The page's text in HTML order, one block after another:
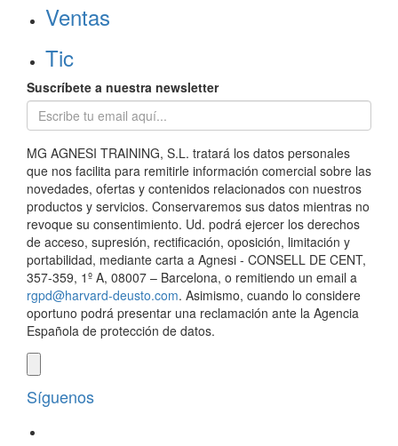
Ventas
Tic
Suscríbete a nuestra newsletter
MG AGNESI TRAINING, S.L. tratará los datos personales
que nos facilita para remitirle información comercial sobre las
novedades, ofertas y contenidos relacionados con nuestros
productos y servicios. Conservaremos sus datos mientras no
revoque su consentimiento. Ud. podrá ejercer los derechos
de acceso, supresión, rectificación, oposición, limitación y
portabilidad, mediante carta a Agnesi - CONSELL DE CENT,
357-359, 1º A, 08007 – Barcelona, o remitiendo un email a
rgpd@harvard-deusto.com. Asimismo, cuando lo considere
oportuno podrá presentar una reclamación ante la Agencia
Española de protección de datos.
Síguenos